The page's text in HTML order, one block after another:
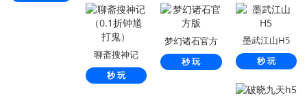
聊斋搜神记
（0.1折钟馗打
鬼）
秒 玩
梦幻诸石官方
版
秒 玩
墨武江山H5
秒 玩